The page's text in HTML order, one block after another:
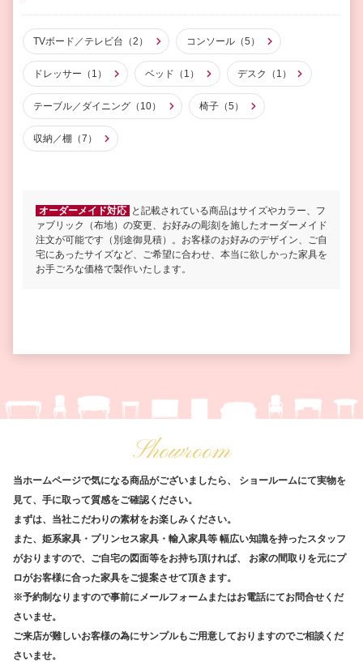
TVボード／テレビ台（2） コンソール（5）
ドレッサー（1） ベッド（1） デスク（1）
テーブル／ダイニング（10） 椅子（5）
収納／棚（7）
オーダーメイド対応 と記載されている商品はサイズやカラー、フ
ァブリック（布地）の変更、お好みの彫刻を施したオーダーメイド
注文が可能です（別途御見積）。お客様のお好みのデザイン、ご自
宅にあったサイズなど、ご希望に合わせ、本当に欲しかった家具を
お手ごろな価格で製作いたします。
Showroom
当ホームページで気になる商品がございましたら、
ショールームにて実物を
見て、手に取って質感をご確認ください。
まずは、当社こだわりの素材をお楽しみください。
また、姫系家具・プリンセス家具・輸入家具等 幅広い知識を持ったスタッフ
がおりますので、ご自宅の図面等をお持ち頂ければ、
お家の間取りを元にプ
ロがお客様に合った家具をご提案させて頂きます。
※予約制なりますので事前にメールフォームまたはお電話にてお問合せくだ
さいませ。
ご来店が難しいお客様の為にサンプルもご用意しておりますのでご相談くだ
さいませ。